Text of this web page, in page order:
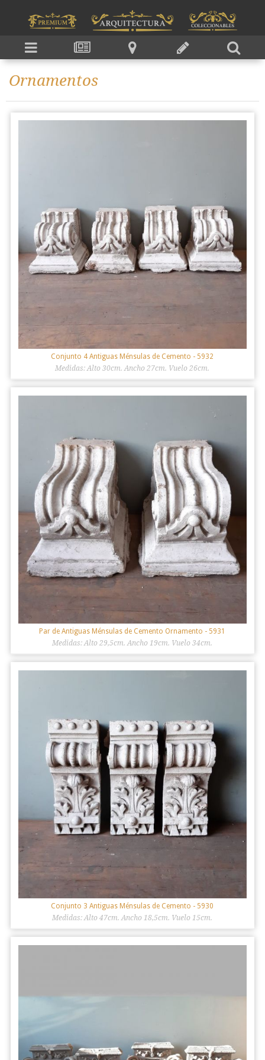
Ornamentos
Conjunto 4 Antiguas Ménsulas de Cemento - 5932
Medidas: Alto 30cm. Ancho 27cm. Vuelo 26cm.
Par de Antiguas Ménsulas de Cemento Ornamento - 5931
Medidas: Alto 29,5cm. Ancho 19cm. Vuelo 34cm.
Conjunto 3 Antiguas Ménsulas de Cemento - 5930
Medidas: Alto 47cm. Ancho 18,5cm. Vuelo 15cm.